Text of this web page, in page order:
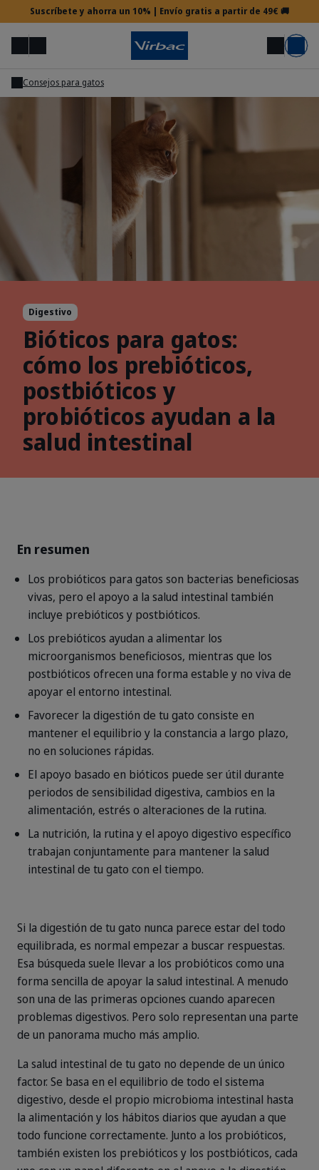
Suscríbete y ahorra un 10% | Envío gratis a partir de 49€ 🚚
MenúBuscar Mi cuenta Carrito
¿Necesitas ayuda?
Consejos para gatos
Digestivo
Bióticos para gatos:
cómo los prebióticos,
postbióticos y
probióticos ayudan a la
salud intestinal
En resumen
Los probióticos para gatos son bacterias beneficiosas
vivas, pero el apoyo a la salud intestinal también
incluye prebióticos y postbióticos.
Los prebióticos ayudan a alimentar los
microorganismos beneficiosos, mientras que los
postbióticos ofrecen una forma estable y no viva de
apoyar el entorno intestinal.
Favorecer la digestión de tu gato consiste en
mantener el equilibrio y la constancia a largo plazo,
no en soluciones rápidas.
El apoyo basado en bióticos puede ser útil durante
periodos de sensibilidad digestiva, cambios en la
alimentación, estrés o alteraciones de la rutina.
La nutrición, la rutina y el apoyo digestivo específico
trabajan conjuntamente para mantener la salud
intestinal de tu gato con el tiempo.
Si la digestión de tu gato nunca parece estar del todo
equilibrada, es normal empezar a buscar respuestas.
Esa búsqueda suele llevar a los probióticos como una
forma sencilla de apoyar la salud intestinal. A menudo
son una de las primeras opciones cuando aparecen
problemas digestivos. Pero solo representan una parte
de un panorama mucho más amplio.
La salud intestinal de tu gato no depende de un único
factor. Se basa en el equilibrio de todo el sistema
digestivo, desde el propio microbioma intestinal hasta
la alimentación y los hábitos diarios que ayudan a que
todo funcione correctamente. Junto a los probióticos,
también existen los prebióticos y los postbióticos, cada